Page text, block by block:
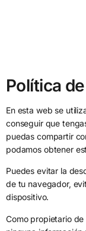
Política
En esta web se
conseguir que
puedas compartir
podamos obtener
Puedes evitar la
de tu navegador,
dispositivo.
Como propietario